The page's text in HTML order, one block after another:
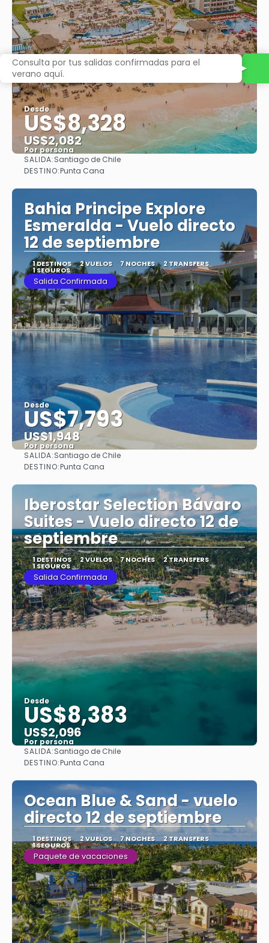
Desde
US$8,328
US$2,082
Por persona
SALIDA:Santiago de Chile
DESTINO:Punta Cana
Bahia Principe Explore
Esmeralda - Vuelo directo
12 de septiembre
1 DESTINOS 2 VUELOS 7 NOCHES 2 TRANSFERS
1 SEGUROS
Salida Confirmada
Desde
US$7,793
US$1,948
Por persona
SALIDA:Santiago de Chile
DESTINO:Punta Cana
Iberostar Selection Bávaro
Suites - Vuelo directo 12 de
septiembre
1 DESTINOS 2 VUELOS 7 NOCHES 2 TRANSFERS
1 SEGUROS
Salida Confirmada
Desde
US$8,383
US$2,096
Por persona
SALIDA:Santiago de Chile
DESTINO:Punta Cana
Ocean Blue & Sand - vuelo
directo 12 de septiembre
1 DESTINOS 2 VUELOS 7 NOCHES 2 TRANSFERS
1 SEGUROS
Paquete de vacaciones